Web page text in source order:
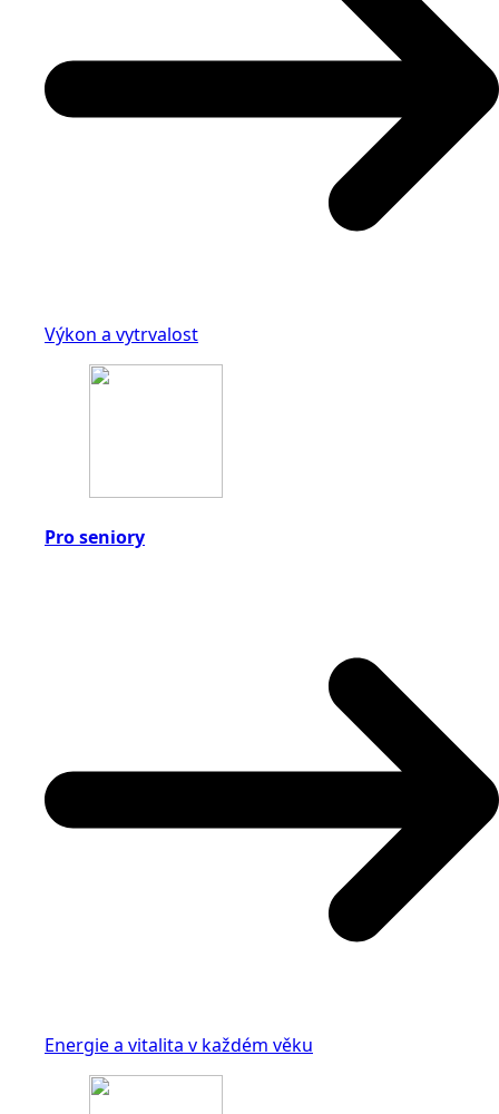
Výkon a vytrvalost
Pro seniory
Energie a vitalita v každém věku